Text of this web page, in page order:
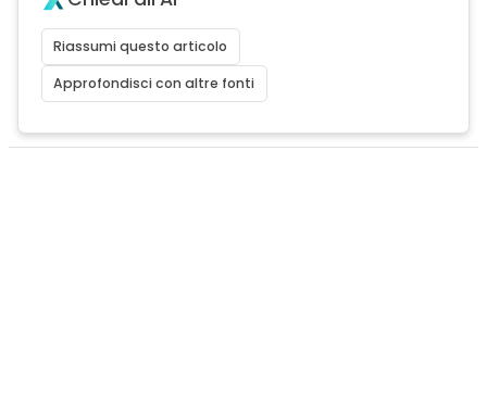
Riassumi questo articolo
Approfondisci con altre fonti